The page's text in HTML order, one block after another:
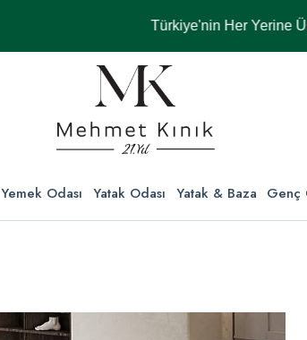
Türkiye'nin Her Yerine ÜCRETSİZ
Yemek Odası Yatak Odası Yatak & Baza Genç